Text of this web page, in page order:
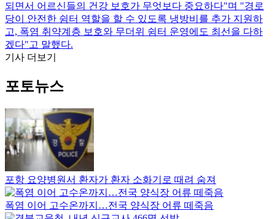
되면서 어르신들의 건강 보호가 무엇보다 중요하다"며 "경로
당이 안전한 쉼터 역할을 할 수 있도록 냉방비를 추가 지원하
고, 폭염 취약계층 보호와 무더위 쉼터 운영에도 최선을 다하
겠다"고 말했다.
기사 더보기
포토뉴스
포항 요양병원서 환자가 환자 소화기로 때려 숨져
폭염 이어 고수온까지…전국 양식장 어류 떼죽음